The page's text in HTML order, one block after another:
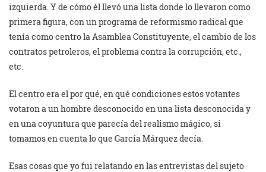
izquierda. Y de cómo él llevó una lista donde lo llevaron como
primera figura, con un programa de reformismo radical que
tenía como centro la Asamblea Constituyente, el cambio de los
contratos petroleros, el problema contra la corrupción, etc.,
etc.
El centro era el por qué, en qué condiciones estos votantes
votaron a un hombre desconocido en una lista desconocida y
en una coyuntura que parecía del realismo mágico, si
tomamos en cuenta lo que García Márquez decía.
Esas cosas que yo fui relatando en las entrevistas del sujeto